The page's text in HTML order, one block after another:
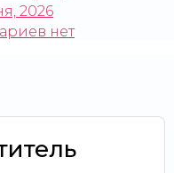
2026
нет